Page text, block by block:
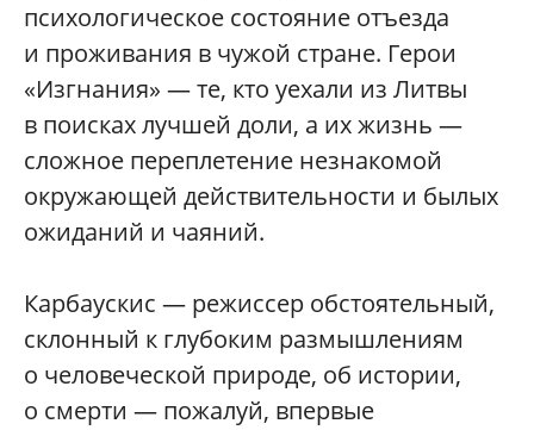
психологическое состояние отъезда
и проживания в чужой стране. Герои
«Изгнания» — те, кто уехали из Литвы
в поисках лучшей доли, а их жизнь —
сложное переплетение незнакомой
окружающей действительности и былых
ожиданий и чаяний.
Карбаускис — режиссер обстоятельный,
склонный к глубоким размышлениям
о человеческой природе, об истории,
о смерти — пожалуй, впервые